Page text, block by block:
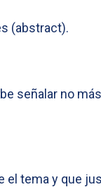
(abstract).
señalar no
tema y que